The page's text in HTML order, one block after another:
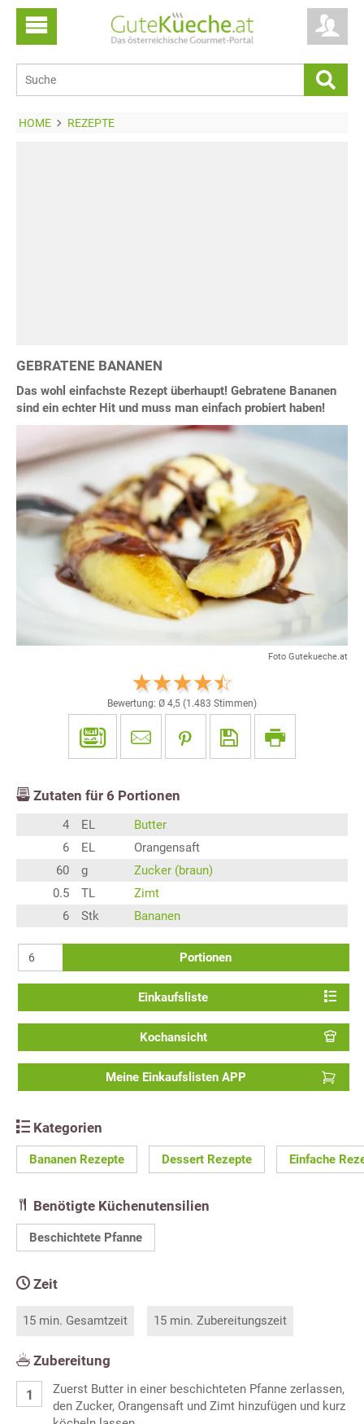
HOME REZEPTE
GEBRATENE BANANEN
Das wohl einfachste Rezept überhaupt! Gebratene Bananen
sind ein echter Hit und muss man einfach probiert haben!
Foto Gutekueche.at
Bewertung: Ø 4,5 (1.483 Stimmen)
Zutaten für 6 Portionen
4 EL
Butter
6
EL
Orangensaft
60
g
Zucker (braun)
0.5
TL
Zimt
6
Stk Bananen
Portionen
Einkaufsliste
Kochansicht
Meine Einkaufslisten APP
Kategorien
Bananen Rezepte Dessert Rezepte Einfache
Benötigte Küchenutensilien
Beschichtete Pfanne
Zeit
15 min. Gesamtzeit 15 min. Zubereitungszeit
Zubereitung
Zuerst Butter in einer beschichteten Pfanne zerlassen,
den Zucker, Orangensaft und Zimt hinzufügen und kurz